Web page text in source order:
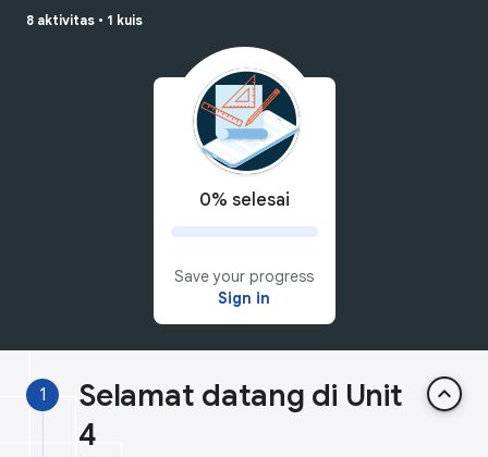
8 aktivitas • 1 kuis
0% selesai
Save your progress
Sign in
1
Selamat datang di Unit
4
keyboard_arrow_up